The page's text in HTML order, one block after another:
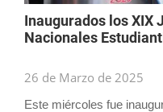
Inaugurados los XIX
Nacionales
26 de Marzo de 2025
Este miércoles fue